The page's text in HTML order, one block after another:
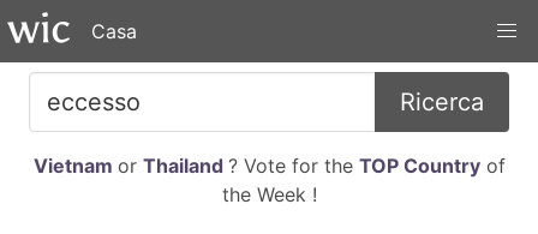
Casa
Ricerca
Vietnam or Thailand ? Vote for the TOP Countryof
the Week !